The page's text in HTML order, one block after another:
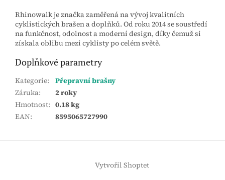
Rhinowalk je značka zaměřená na vývoj kvalitních
cyklistických brašen a doplňků. Od roku 2014 se soustředí
na funkčnost, odolnost a moderní design, díky čemuž si
získala oblibu mezi cyklisty po celém světě.
Doplňkové parametry
Kategorie:
Přepravní brašny
Záruka:
2 roky
Hmotnost: 0.18 kg
EAN: 8595065727990
Z
Vytvořil Shoptet